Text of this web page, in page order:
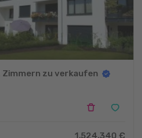
Zimmern zu verkaufen
1.524.340 €